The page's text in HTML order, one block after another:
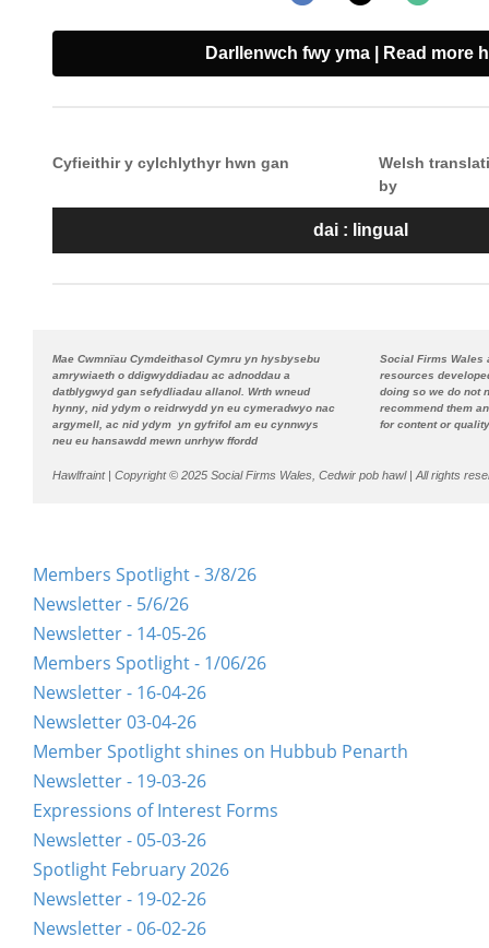
Darllenwch fwy yma | Read more
Cyfieithir y cylchlythyr hwn gan
Welsh
by
dai : lingual
Mae Cwmnïau Cymdeithasol Cymru yn hysbysebu
amrywiaeth o ddigwyddiadau ac adnoddau a
datblygwyd gan sefydliadau allanol. Wrth wneud
hynny, nid ydym o reidrwydd yn eu cymeradwyo nac
argymell, ac nid ydym yn gyfrifol am eu cynnwys
neu eu hansawdd mewn unrhyw ffordd
Social Firms Wales
resources
doing so we do not
recommend them
for content or quality
Hawlfraint | Copyright © 2025 Social Firms Wales, Cedwir pob hawl | All rights
Members Spotlight - 3/8/26
Newsletter - 5/6/26
Newsletter - 14-05-26
Members Spotlight - 1/06/26
Newsletter - 16-04-26
Newsletter 03-04-26
Member Spotlight shines on Hubbub Penarth
Newsletter - 19-03-26
Expressions of Interest Forms
Newsletter - 05-03-26
Spotlight February 2026
Newsletter - 19-02-26
Newsletter - 06-02-26